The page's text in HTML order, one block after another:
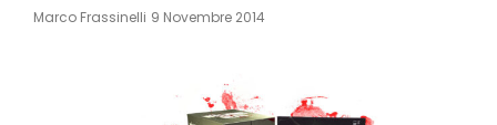
Marco Frassinelli Posted
9 Novembre 2014